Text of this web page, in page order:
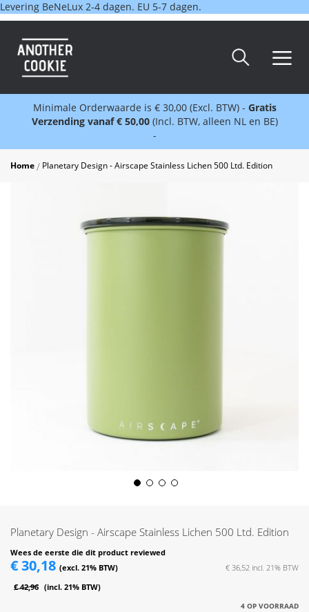
Levering BeNeLux 2-4 dagen. EU 5-7 dagen.
Minimale Orderwaarde is € 30,00 (Excl. BTW) - Gratis
Verzending vanaf € 50,00 (Incl. BTW, alleen NL en BE)
-
Home Planetary Design - Airscape Stainless Lichen 500 Ltd. Edition
Planetary Design - Airscape Stainless Lichen 500 Ltd. Edition
Wees de eerste die dit product reviewed
€ 30,18
€ 36,52
€ 42,96
4 OP VOORRAAD
the
beginning
of
the
gallery